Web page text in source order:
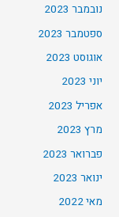
נובמבר 2023
ספטמבר 2023
אוגוסט 2023
יוני 2023
אפריל 2023
מרץ 2023
פברואר 2023
ינואר 2023
מאי 2022